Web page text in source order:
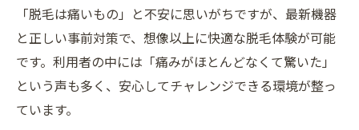
「脱毛は痛いもの」と不安に思いがちですが、最新機器
と正しい事前対策で、想像以上に快適な脱毛体験が可能
です。利用者の中には「痛みがほとんどなくて驚いた」
という声も多く、安心してチャレンジできる環境が整っ
ています。